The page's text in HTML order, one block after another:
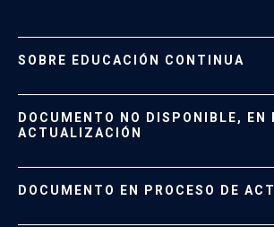
SOBRE EDUCACIÓN CONTINUA
Formas de Pago
Políticas de Retiro, Devolución e
DOCUMENTO NO DISPONIBLE, EN
ACTUALIZACIÓN
Documento No
DOCUMENTO EN PROCESO DE